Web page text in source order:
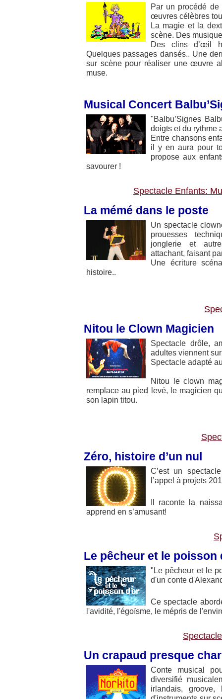
Par un procédé de
œuvres célèbres
La magie et la
scène. Des
Des clins d’œil
Quelques passages dansés.. Une
sur scène pour réaliser une œuvre
muse.
Musical Concert
"Balbu’Signes
doigts et du rythme
Entre chansons
il y en aura pour
propose aux
savourer !
Spectacle Enfants:
La mémé dans le poste
Un spectacle
prouesses
jonglerie et
attachant, faisant
Une écriture
histoire..
Nitou le Clown Magicien
Spectacle drôle,
adultes viennent
Spectacle adapté
Nitou le clown
remplace au pied levé, le magicien
son lapin titou.
Zéro, histoire d’un nul
C’est un
l’appel à projets
Il raconte la
apprend en s’amusant!
Le pêcheur et le poisson
"Le pêcheur et le
d'un conte
Ce spectacle
l'avidité, l'égoïsme, le mépris de
Un crapaud presque
Conte musical
diversifié
irlandais, groove,